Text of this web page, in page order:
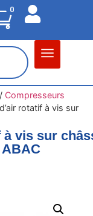
0
Compresseurs
rotatif à vis sur
vis sur
ABAC